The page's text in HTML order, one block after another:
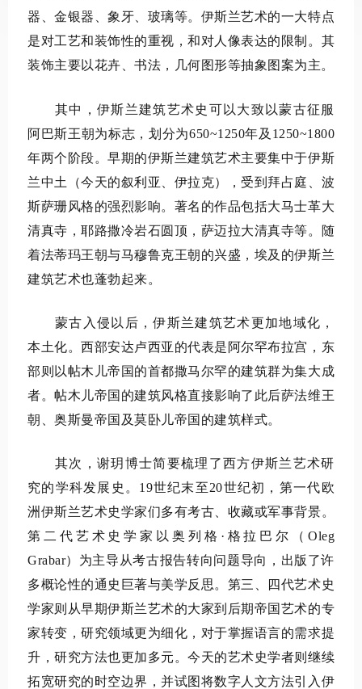
器、金银器、象牙、玻璃等。伊斯兰艺术的一大特点
是对工艺和装饰性的重视，和对人像表达的限制。其
装饰主要以花卉、书法，几何图形等抽象图案为主。
其中，伊斯兰建筑艺术史可以大致以蒙古征服
阿巴斯王朝为标志，划分为650~1250年及 1250~1800
年两个阶段。早期的伊斯兰建筑艺术主要集中于伊斯
兰中土（今天的叙利亚、伊拉克），受到拜占庭、波
斯萨珊风格的强烈影响。著名的作品包括大马士革大
清真寺，耶路撒冷岩石圆顶，萨迈拉大清真寺等。随
着法蒂玛王朝与马穆鲁克王朝的兴盛，埃及的伊斯兰
建筑艺术也蓬勃起来。
蒙古入侵以后，伊斯兰建筑艺术更加地域化，
本土化。西部安达卢西亚的代表是阿尔罕布拉宫，东
部则以帖木儿帝国 的首都撒马尔罕的建筑群为集大成
者。帖木儿帝国的建筑风格直接影响了此后萨法维王
朝 、奥斯曼帝国及莫卧儿帝国的建筑样式。
其次，谢玥博士简要梳理了西方伊斯兰艺术研
究的学科发展史。 19世纪末至20世纪初，第一代欧
洲伊斯兰艺术史学家们多有考古、收藏或军事背景。
第二代艺术史学家以奥列格·格拉巴尔（ Oleg
Grabar）为主导从考古报告转向问题导向，出版了许
多概论性的通史巨著与美学反思。第三、四代艺术史
学家则从早期伊斯兰艺术的大家到后期帝国艺术的专
家转变，研究领域更为细化，对于掌握语言的需求提
升，研究方法也更加多元。今天的艺术史学者则继续
拓宽研究的时空边界，并试图将数字人文方法引入伊